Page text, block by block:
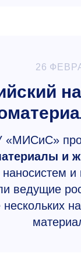
26
«МИСиС»
и
ведущие